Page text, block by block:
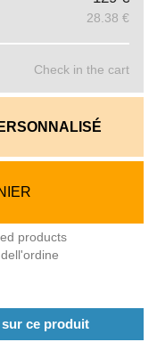
28.38 €
Check in the cart
products
ce produit